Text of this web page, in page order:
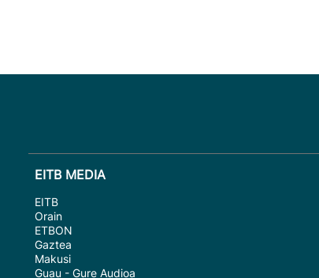
EITB MEDIA
EITB
Orain
ETBON
Gaztea
Makusi
Guau - Gure Audioa